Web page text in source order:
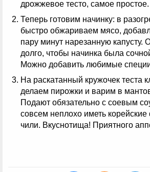
дрожжевое тесто, самое простое.
Теперь готовим начинку: в
быстро обжариваем мясо,
пару минут нарезанную капусту.
долго, чтобы начинка была
Можно добавить любимые
На раскатанный кружочек теста
делаем пирожки и варим в
Подают обязательно с соевым
совсем неплохо иметь
чили. Вкуснотища! Приятного